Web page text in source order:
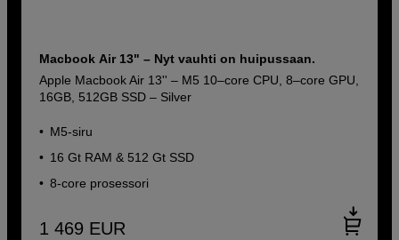
Macbook Air 13" – Nyt vauhti on huipussaan.
Apple Macbook Air 13'' – M5 10–core CPU, 8–core GPU,
16GB, 512GB SSD – Silver
M5-siru
16 Gt RAM & 512 Gt SSD
8-core prosessori
1 469 EUR